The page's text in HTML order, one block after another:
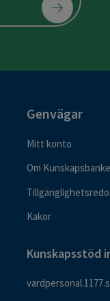
Genvägar
Mitt konto
Om
Kakor
Kunskapsstöd